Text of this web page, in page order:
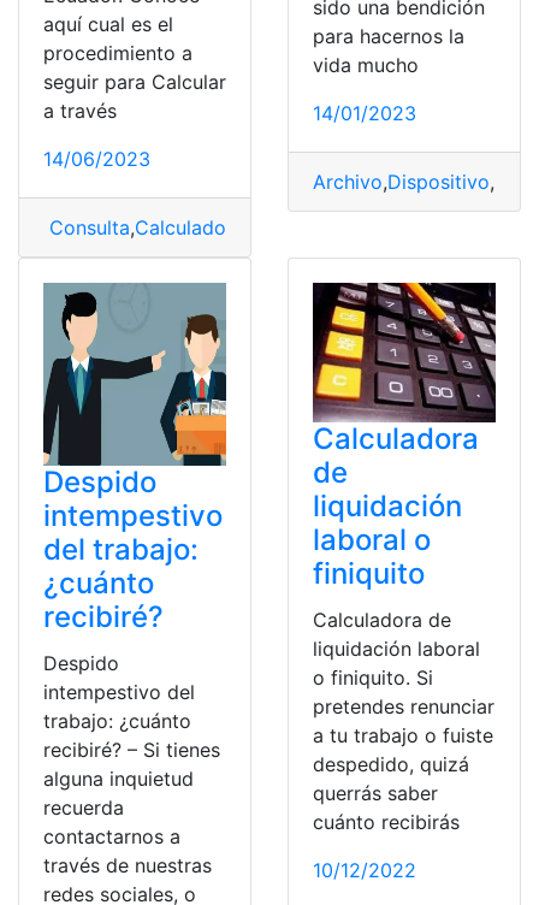
aquí cual es el
procedimiento a
seguir para Calcular
a través
14/06/2023
Consulta,Calculadora de Liquidación
sido una bendición
para hacernos la
vida mucho
14/01/2023
Archivo,Dispositivo,
Despido
intempestivo
del trabajo:
¿cuánto
recibiré?
Despido
intempestivo del
trabajo: ¿cuánto
recibiré? – Si tienes
alguna inquietud
recuerda
contactarnos a
través de nuestras
redes sociales, o
Calculadora
de
liquidación
laboral o
finiquito
Calculadora de
liquidación laboral
o finiquito. Si
pretendes renunciar
a tu trabajo o fuiste
despedido, quizá
querrás saber
cuánto recibirás
10/12/2022